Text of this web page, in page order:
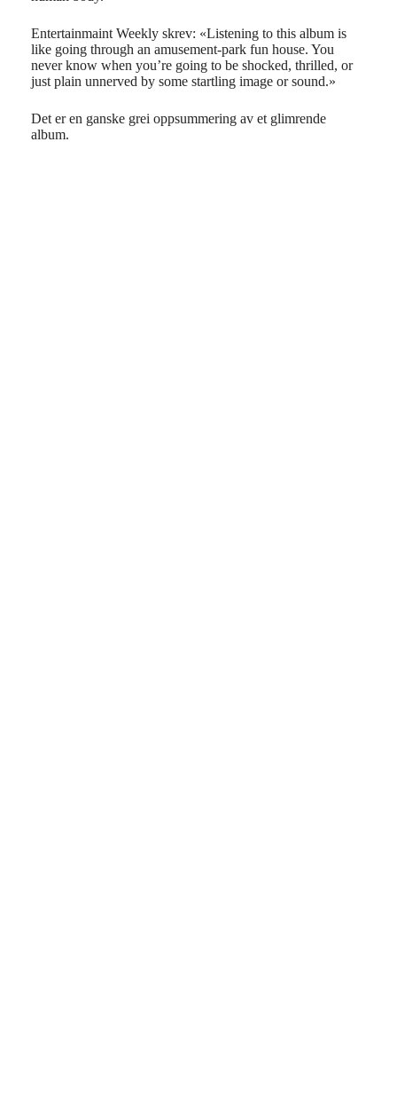
Entertainmaint Weekly skrev: «Listening to this album is
like going through an amusement-park fun house. You
never know when you’re going to be shocked, thrilled, or
just plain unnerved by some startling image or sound.»
Det er en ganske grei oppsummering av et glimrende
album.